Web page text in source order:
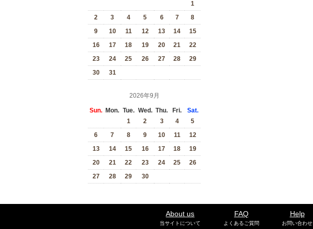
1
2
3 4 5 6 7
8
9
10 11 12 13 14
15
16
17 18 19 20 21
22
23
24 25 26 27 28
29
30
31
2026年9月
Sun. Mon. Tue. Wed. Thu. Fri.
Sat.
1
2 3 4
5
6
7 8 9 10 11
12
13
14 15 16 17 18
19
20
21 22 23 24 25
26
27
28 29 30
About us
当サイトについて
FAQ
よくあるご質問
Help
お問い合わせ